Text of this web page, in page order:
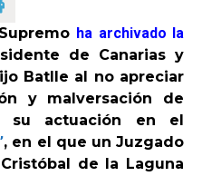
ha archivado la
de Canarias y
Batlle al no apreciar
y malversación de
su actuación en el
, en el que un Juzgado
de la Laguna